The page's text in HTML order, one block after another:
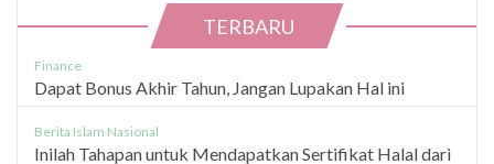
TERBARU
Finance
Dapat Bonus Akhir Tahun, Jangan Lupakan Hal ini
Berita Islam Nasional
Inilah Tahapan untuk Mendapatkan Sertifikat Halal dari